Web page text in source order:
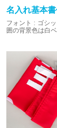
名入れ基本
フォント : ゴシ
囲の背景色は白